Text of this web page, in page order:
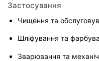
Застосування
Чищення та
Шліфування та
Зварювання та